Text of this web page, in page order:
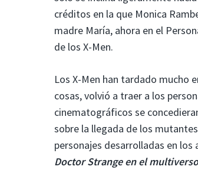
créditos en la que Monica
madre María, ahora en el
de los X-Men.
Los X-Men han tardado mucho
cosas, volvió a traer a los
cinematográficos se
sobre la llegada de los
personajes desarrolladas en los
Doctor Strange en el